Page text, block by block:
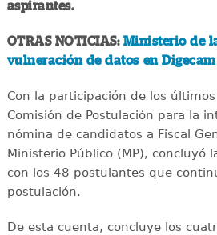
aspirantes.
OTRAS NOTICIAS: Ministerio de
vulneración de datos en Digecam
Con la participación de los
Comisión de Postulación para la
nómina de candidatos a Fiscal
Ministerio Público (MP), concluyó
con los 48 postulantes que
postulación.
De esta cuenta, concluye los